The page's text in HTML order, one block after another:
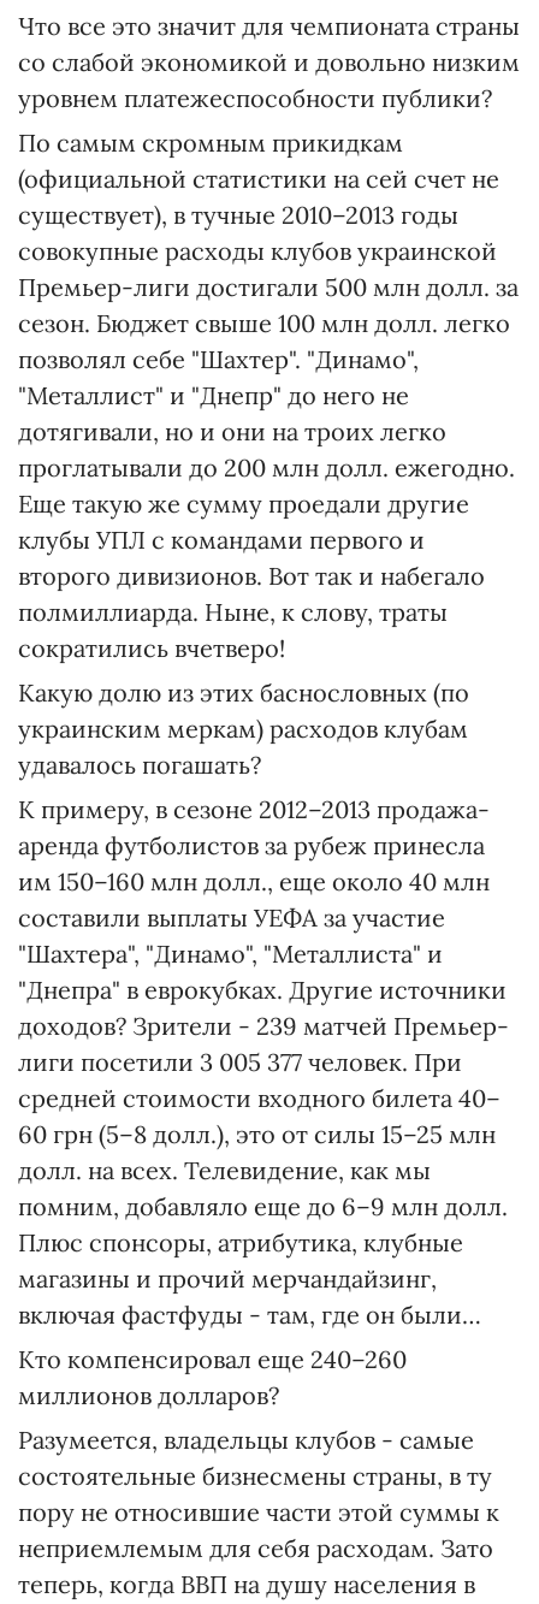
Что все это значит для чемпионата страны
со слабой экономикой и довольно низким
уровнем платежеспособности публики?
По самым скромным прикидкам
(официальной статистики на сей счет не
существует), в тучные 2010–2013 годы
совокупные расходы клубов украинской
Премьер-лиги достигали 500 млн долл. за
сезон. Бюджет свыше 100 млн долл. легко
позволял себе "Шахтер". "Динамо",
"Металлист" и "Днепр" до него не
дотягивали, но и они на троих легко
проглатывали до 200 млн долл. ежегодно.
Еще такую же сумму проедали другие
клубы УПЛ с командами первого и
второго дивизионов. Вот так и набегало
полмиллиарда. Ныне, к слову, траты
сократились вчетверо!
Какую долю из этих баснословных (по
украинским меркам) расходов клубам
удавалось погашать?
К примеру, в сезоне 2012–2013 продажа-
аренда футболистов за рубеж принесла
им 150–160 млн долл., еще около 40 млн
составили выплаты УЕФА за участие
"Шахтера", "Динамо", "Металлиста" и
"Днепра" в еврокубках. Другие источники
доходов? Зрители - 239 матчей Премьер-
лиги посетили 3 005 377 человек. При
средней стоимости входного билета 40–
60 грн (5–8 долл.), это от силы 15–25 млн
долл. на всех. Телевидение, как мы
помним, добавляло еще до 6–9 млн долл.
Плюс спонсоры, атрибутика, клубные
магазины и прочий мерчандайзинг,
включая фастфуды - там, где он были…
Кто компенсировал еще 240–260
миллионов долларов?
Разумеется, владельцы клубов - самые
состоятельные бизнесмены страны, в ту
пору не относившие части этой суммы к
неприемлемым для себя расходам. Зато
теперь, когда ВВП на душу населения в